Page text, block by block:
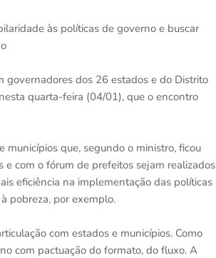
às políticas de governo e buscar
governadores dos 26 estados e do Distrito
quarta-feira (04/01), que o encontro
que, segundo o ministro, ficou
com o fórum de prefeitos sejam realizados
eficiência na implementação das políticas
pobreza, por exemplo.
com estados e municípios. Como
com pactuação do formato, do fluxo. A